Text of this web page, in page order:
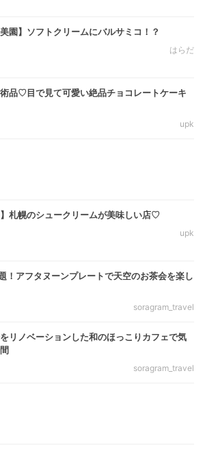
美園】ソフトクリームにバルサミコ！？
はらだ
品♡目で見て可愛い絶品チョコレートケーキ
upk
】札幌のシュークリームが美味しい店♡
upk
！アフタヌーンプレートで天空のお茶会を楽し
soragram_travel
リノベーションした和のほっこりカフェで気
soragram_travel